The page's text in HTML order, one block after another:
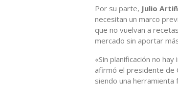
Por su parte, Julio
necesitan un marco
que no vuelvan a
mercado sin aportar
«Sin planificación no
afirmó el presidente de
siendo una herramienta